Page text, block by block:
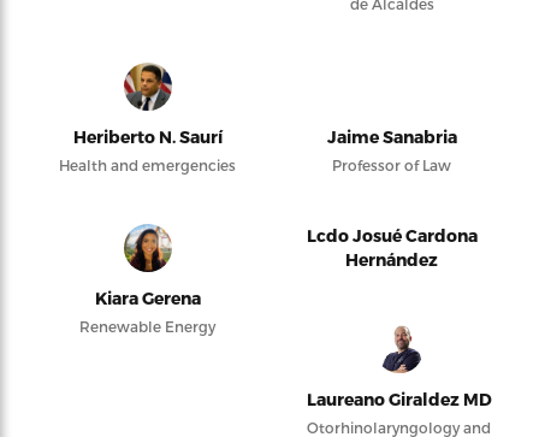
Heriberto N. Saurí
Health and emergencies
Jaime Sanabria
Professor of Law
Kiara Gerena
Renewable Energy
Lcdo Josué Cardona
Hernández
Laureano Giraldez MD
Otorhinolaryngology and